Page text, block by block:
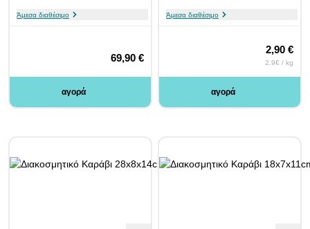
Άμεσα διαθέσιμο
69,90 €
αγορά
Άμεσα διαθέσιμο
2,90 €
2.9€ / kg
αγορά